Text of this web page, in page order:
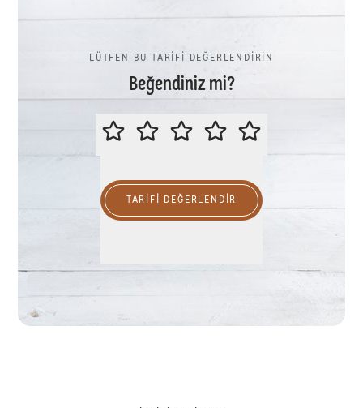
LÜTFEN BU TARİFİ DEĞERLENDİRİN
Beğendiniz mi?
LÜTFEN BU TARİFİ
TARIFI DEĞERLENDİR